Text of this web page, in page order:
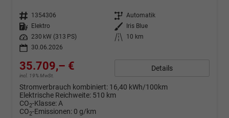
Fahrzeugnr. 1354306 Getriebe Automatik
Kraftstoff
Elektro Außenfarbe
Iris Blue
Leistung
230 kW (313 PS) Kilometerstand
10 km
30.06.2026
35.709,– €
incl. 19% MwSt.
Details
Stromverbrauch kombiniert: 16,40 kWh/100km
Elektrische Reichweite: 510 km
CO2-Klasse:A
CO2-Emissionen: 0 g/km